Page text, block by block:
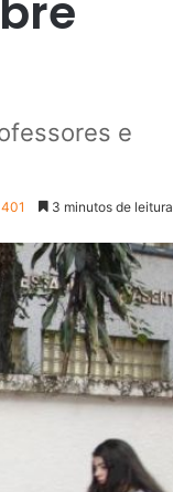
e
401 3 minutos de leitura